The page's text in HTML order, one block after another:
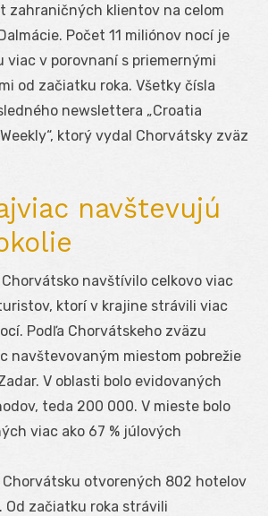
zahraničných klientov na celom
Počet 11 miliónov nocí je
viac v porovnaní s priemernými
od začiatku roka. Všetky čísla
newslettera „Croatia
ktorý vydal Chorvátsky zväz
navštevujú
navštívilo celkovo viac
ktorí v krajine strávili viac
Podľa Chorvátskeho zväzu
navštevovaným miestom pobrežie
V oblasti bolo evidovaných
teda 200 000. V mieste bolo
viac ako 67 % júlových
otvorených 802 hotelov
Od začiatku roka strávili